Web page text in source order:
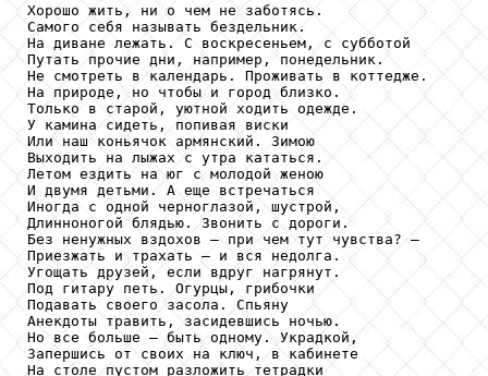
Хорошо жить, ни о чем не заботясь.
Самого себя называть бездельник.
На диване лежать. С воскресеньем, с субботой
Путать прочие дни, например, понедельник.
Не смотреть в календарь. Проживать в коттедже.
На природе, но чтобы и город близко.
Только в старой, уютной ходить одежде.
У камина сидеть, попивая виски
Или наш коньячок армянский. Зимою
Выходить на лыжах с утра кататься.
Летом ездить на юг с молодой женою
И двумя детьми. А еще встречаться
Иногда с одной черноглазой, шустрой,
Длинноногой блядью. Звонить с дороги.
Без ненужных вздохов — при чем тут чувства? —
Приезжать и трахать — и вся недолга.
Угощать друзей, если вдруг нагрянут.
Под гитару петь. Огурцы, грибочки
Подавать своего засола. Спьяну
Анекдоты травить, засидевшись ночью.
Но все больше — быть одному. Украдкой,
Запершись от своих на ключ, в кабинете
На столе пустом разложить тетрадки